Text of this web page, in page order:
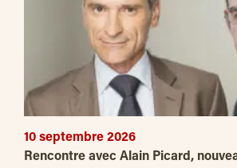
10 septembre 2026
Rencontre avec Alain Picard,